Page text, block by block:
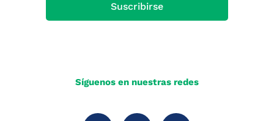
Suscribirse
Síguenos en nuestras redes